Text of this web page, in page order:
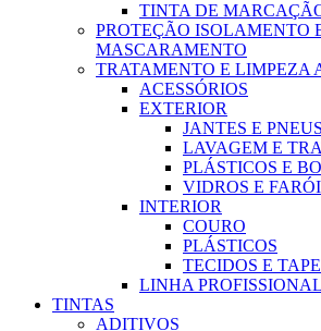
TINTA DE
PROTEÇÃO ISOLAMENTO
MASCARAMENTO
TRATAMENTO E LIMPEZA
ACESSÓRIOS
EXTERIOR
JANTES E PNEUS
LAVAGEM E
PLÁSTICOS E
VIDROS E
INTERIOR
COURO
PLÁSTICOS
TECIDOS E
LINHA PROFISSIONAL
TINTAS
ADITIVOS